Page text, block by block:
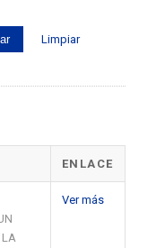
Limpiar
ENLACE
LA
Ver más